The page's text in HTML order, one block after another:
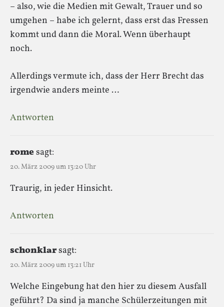
– also, wie die Medien mit Gewalt, Trauer und so
umgehen – habe ich gelernt, dass erst das Fressen
kommt und dann die Moral. Wenn überhaupt
noch.
Allerdings vermute ich, dass der Herr Brecht das
irgendwie anders meinte …
Antworten
romesagt:
20. März 2009 um 13:20 Uhr
Traurig, in jeder Hinsicht.
Antworten
schonklarsagt:
20. März 2009 um 13:21 Uhr
Welche Eingebung hat den hier zu diesem Ausfall
geführt? Da sind ja manche Schülerzeitungen mit